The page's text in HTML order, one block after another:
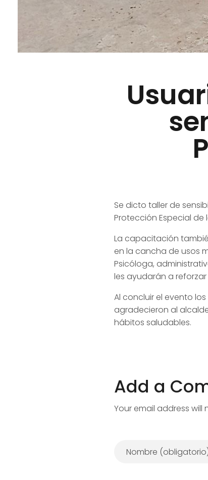
Se dicto taller de
Protección Especial de
La capacitación
en la cancha de usos
Psicóloga,
les ayudarán a
Al concluir el evento
agradecieron al
hábitos saludables.
Add a
Your email address will